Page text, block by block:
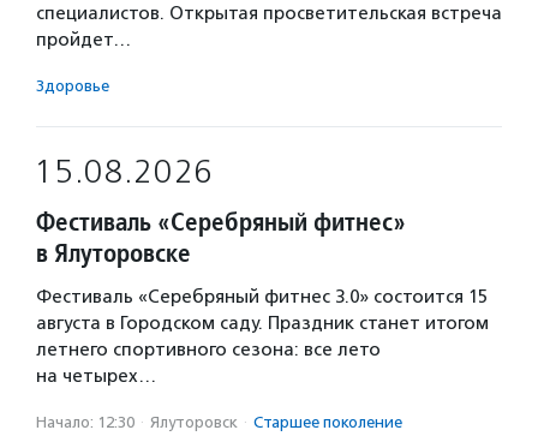
специалистов. Открытая просветительская встреча
пройдет…
Здоровье
15.08.2026
Фестиваль «Серебряный фитнес»
в Ялуторовске
Фестиваль «Серебряный фитнес 3.0» состоится 15
августа в Городском саду. Праздник станет итогом
летнего спортивного сезона: все лето
на четырех…
Начало: 12:30 · Ялуторовск · Старшее поколение